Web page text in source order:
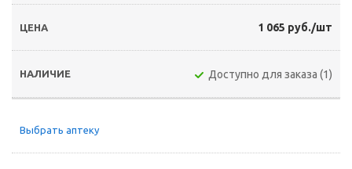
1 065 руб./шт
Доступно для заказа (1)
Выбрать аптеку